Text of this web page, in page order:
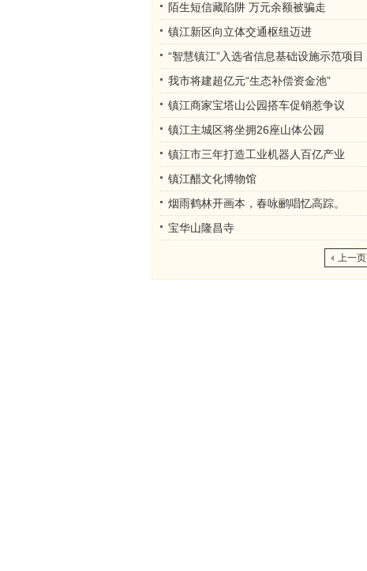
陌生短信藏陷阱 万元余额被骗走
镇江新区向立体交通枢纽迈进
“智慧镇江”入选省信息基础设施示范项目
我市将建超亿元“生态补偿资金池”
镇江商家宝塔山公园搭车促销惹争议
镇江主城区将坐拥26座山体公园
镇江市三年打造工业机器人百亿产业
镇江醋文化博物馆
烟雨鹤林开画本，春咏鹂唱忆高踪。
宝华山隆昌寺
上一页